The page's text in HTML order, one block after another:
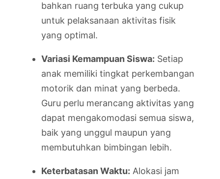
bahkan ruang terbuka yang cukup
untuk pelaksanaan aktivitas fisik
yang optimal.
Variasi Kemampuan Siswa: Setiap
anak memiliki tingkat perkembangan
motorik dan minat yang berbeda.
Guru perlu merancang aktivitas yang
dapat mengakomodasi semua siswa,
baik yang unggul maupun yang
membutuhkan bimbingan lebih.
Keterbatasan Waktu: Alokasi jam